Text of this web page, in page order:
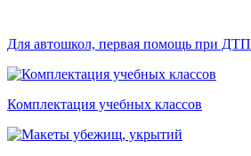
Для автошкол, первая помощь при ДТП
Комплектация учебных классов